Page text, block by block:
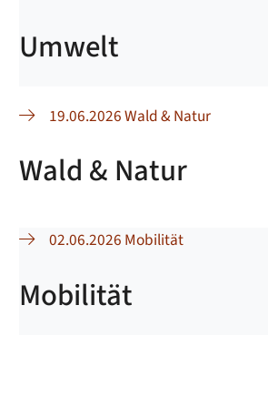
Umwelt
19.06.2026 Wald & Natur
Wald & Natur
02.06.2026 Mobilität
Mobilität